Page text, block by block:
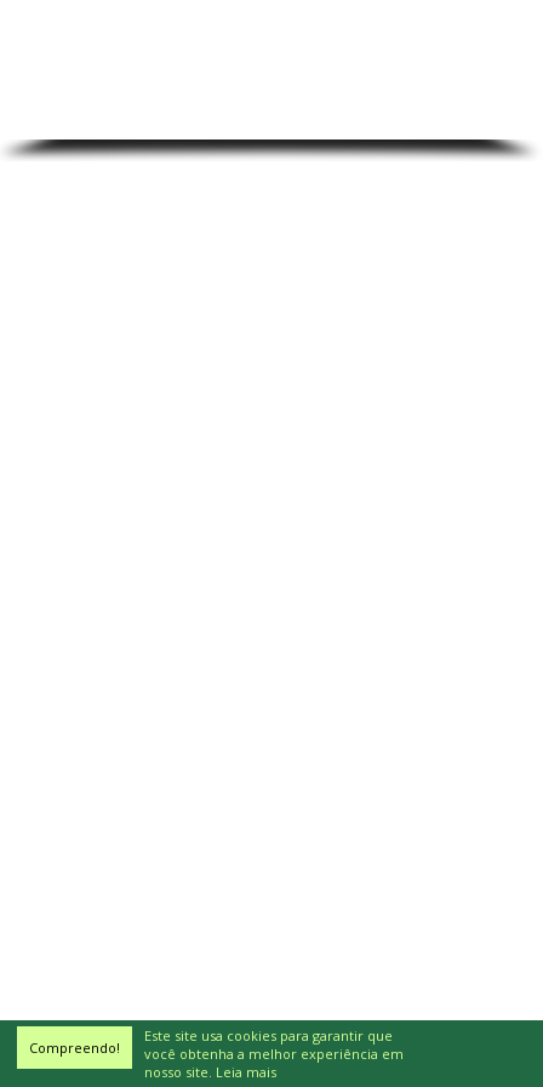
Compreendo!
Este site usa cookies para garantir que
você obtenha a melhor experiência em
nosso site. Leia mais